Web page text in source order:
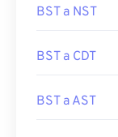
BST a NST
BST a CDT
BST a AST